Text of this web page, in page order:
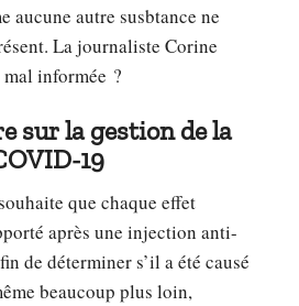
aucune autre susbtance ne
La journaliste Corine
mal informée ?
sur la gestion de la
19
que chaque effet
après une injection anti-
de déterminer s’il a été causé
beaucoup plus loin,